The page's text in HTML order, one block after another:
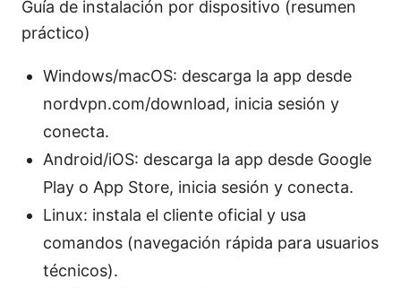
Guía de instalación por dispositivo (resumen
práctico)
Windows/macOS: descarga la app desde
nordvpn.com/download, inicia sesión y
conecta.
Android/iOS: descarga la app desde Google
Play o App Store, inicia sesión y conecta.
Linux: instala el cliente oficial y usa
comandos (navegación rápida para usuarios
técnicos).